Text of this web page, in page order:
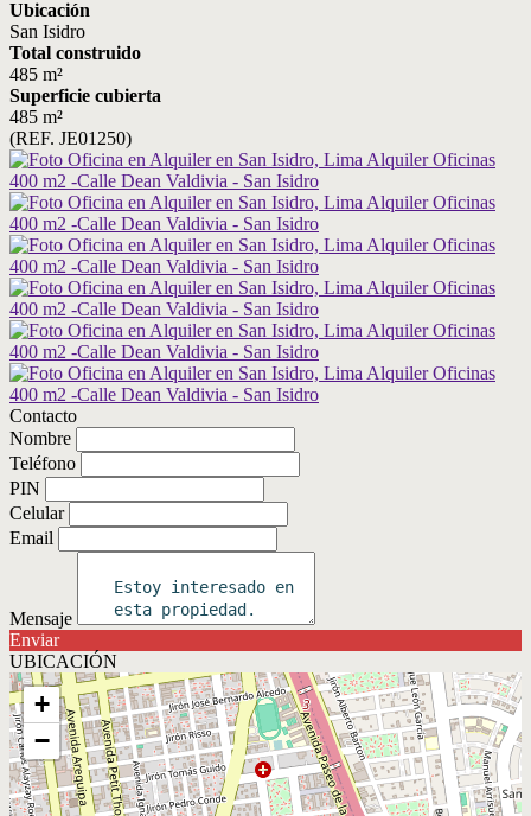
Ubicación
San Isidro
Total construido
485 m²
Superficie cubierta
485 m²
(REF. JE01250)
Contacto
Nombre
Teléfono
PIN
Celular
Email
Mensaje
Enviar
UBICACIÓN
+
−